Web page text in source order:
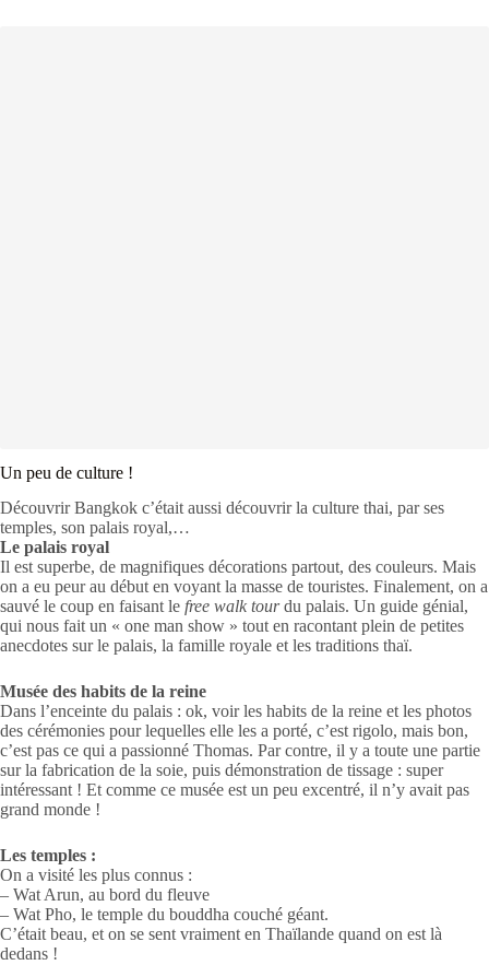
Un peu de culture !
Découvrir Bangkok c’était aussi découvrir la culture thai, par ses
temples, son palais royal,…
Le palais royal
Il est superbe, de magnifiques décorations partout, des couleurs. Mais
on a eu peur au début en voyant la masse de touristes. Finalement, on a
sauvé le coup en faisant le free walk tourdu palais. Un guide génial,
qui nous fait un « one man show » tout en racontant plein de petites
anecdotes sur le palais, la famille royale et les traditions thaï.
Musée des habits de la reine
Dans l’enceinte du palais : ok, voir les habits de la reine et les photos
des cérémonies pour lequelles elle les a porté, c’est rigolo, mais bon,
c’est pas ce qui a passionné Thomas. Par contre, il y a toute une partie
sur la fabrication de la soie, puis démonstration de tissage : super
intéressant ! Et comme ce musée est un peu excentré, il n’y avait pas
grand monde !
Les temples :
On a visité les plus connus :
– Wat Arun, au bord du fleuve
– Wat Pho, le temple du bouddha couché géant.
C’était beau, et on se sent vraiment en Thaïlande quand on est là
dedans !